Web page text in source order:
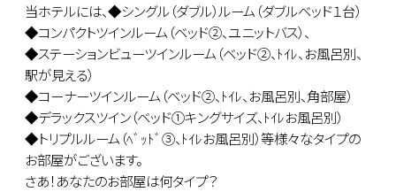
当ホテルには、◆シングル（ダブル）ルーム（ダブルベッド１台）
◆コンパクトツインルーム（ベッド②、ユニットバス）、
◆ステーションビューツインルーム（ベッド②、ﾄｲﾚ、お風呂別、
駅が見える）
◆コーナーツインルーム（ベッド②、ﾄｲﾚ、お風呂別、角部屋）
◆デラックスツイン（ベッド①キングサイズ、ﾄｲﾚお風呂別）
◆トリプルルーム（ﾍﾞｯﾄﾞ③、ﾄｲﾚお風呂別）等様々なタイプの
お部屋がございます。
さあ！あなたのお部屋は何タイプ？